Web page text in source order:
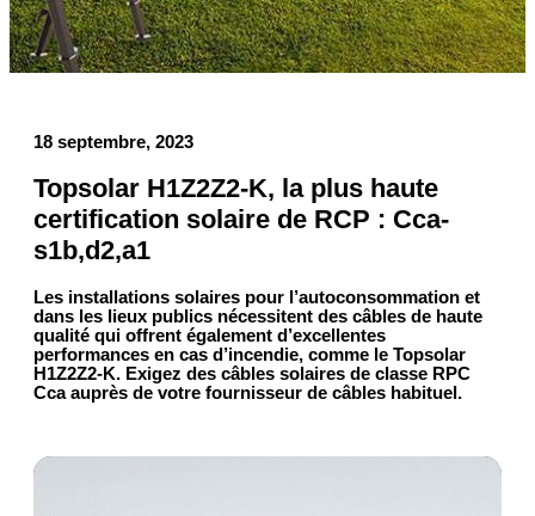
18 septembre, 2023
Topsolar H1Z2Z2-K, la plus haute
certification solaire de RCP : Cca-
s1b,d2,a1
Les installations solaires pour l’autoconsommation et
dans les lieux publics nécessitent des câbles de haute
qualité qui offrent également d’excellentes
performances en cas d’incendie, comme le Topsolar
H1Z2Z2-K. Exigez des câbles solaires de classe RPC
Cca auprès de votre fournisseur de câbles habituel.